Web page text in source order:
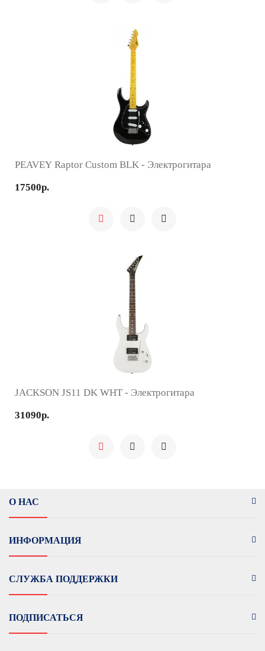
PEAVEY Raptor Custom BLK - Электрогитара
17500р.
JACKSON JS11 DK WHT - Электрогитара
31090р.
О НАС
ИНФОРМАЦИЯ
СЛУЖБА ПОДДЕРЖКИ
ПОДПИСАТЬСЯ